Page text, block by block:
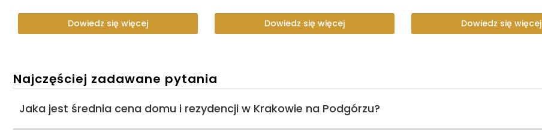
Dowiedz się więcej Dowiedz się więcej Dowiedz się więcej
Najczęściej zadawane pytania
Jaka jest średnia cena domu i rezydencji w Krakowie na Podgórzu?